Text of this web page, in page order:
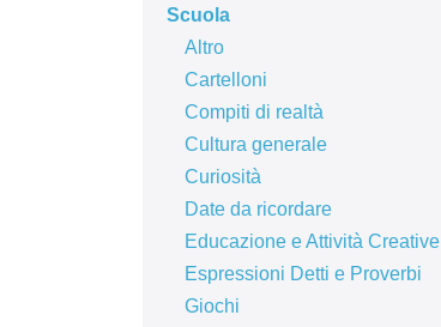
Scuola
Altro
Cartelloni
Compiti di realtà
Cultura generale
Curiosità
Date da ricordare
Educazione e Attività Creative
Espressioni Detti e Proverbi
Giochi